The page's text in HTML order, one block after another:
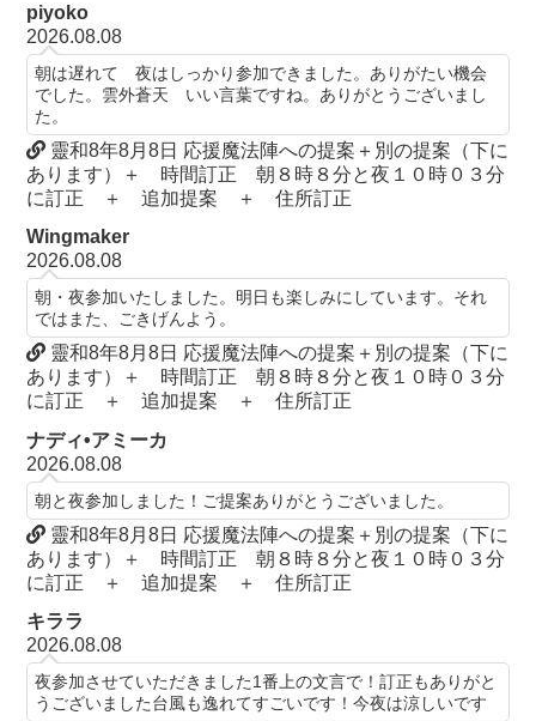
piyoko
2026.08.08
朝は遅れて 夜はしっかり参加できました。ありがたい機会
でした。雲外蒼天 いい言葉ですね。ありがとうございまし
た。
靈和8年8月8日 応援魔法陣への提案＋別の提案（下に
あります）＋ 時間訂正 朝８時８分と夜１０時０３分
に訂正 ＋ 追加提案 ＋ 住所訂正
Wingmaker
2026.08.08
朝・夜参加いたしました。明日も楽しみにしています。それ
ではまた、ごきげんよう。
靈和8年8月8日 応援魔法陣への提案＋別の提案（下に
あります）＋ 時間訂正 朝８時８分と夜１０時０３分
に訂正 ＋ 追加提案 ＋ 住所訂正
ナディ•アミーカ
2026.08.08
朝と夜参加しました！ご提案ありがとうございました。
靈和8年8月8日 応援魔法陣への提案＋別の提案（下に
あります）＋ 時間訂正 朝８時８分と夜１０時０３分
に訂正 ＋ 追加提案 ＋ 住所訂正
キララ
2026.08.08
夜参加させていただきました1番上の文言で！訂正もありがと
うございました台風も逸れてすごいです！今夜は涼しいです